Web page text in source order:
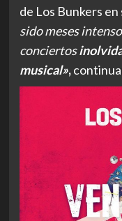
de Los Bunkers
sido meses
conciertos
musical»,